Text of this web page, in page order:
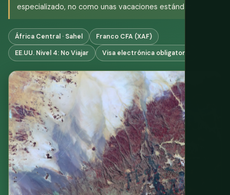
especializado, no como unas vacaciones estándar.
África Central · Sahel
Franco CFA (XAF)
EE.UU. Nivel 4: No Viajar
Visa electrónica obligatoria